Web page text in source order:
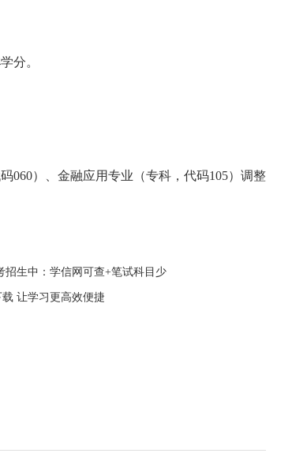
分。
）、金融应用专业（专科，代码105）调整
招生中：学信网可查+笔试科目少
载 让学习更高效便捷